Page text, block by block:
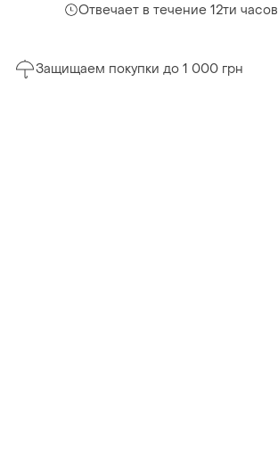
Отвечает в течение 12ти часов
Защищаем покупки до 1 000 грн